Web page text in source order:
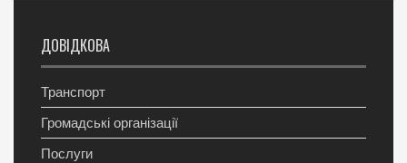
ДОВІДКОВА
Транспорт
Громадські організації
Послуги